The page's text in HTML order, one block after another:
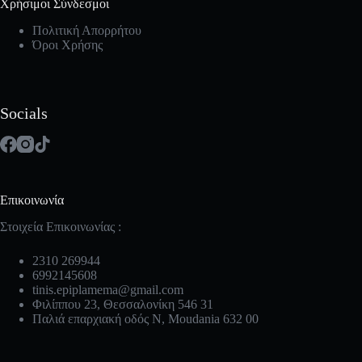
Χρήσιμοι Σύνδεσμοι
Πολιτική Απορρήτου
Όροι Χρήσης
Socials
Επικοινωνία
Στοιχεία Επικοινωνίας :
2310 269944
6992145608
tinis.epiplamema@gmail.com
Φιλίππου 23, Θεσσαλονίκη 546 31
Παλιά επαρχιακή οδός Ν, Moudania 632 00